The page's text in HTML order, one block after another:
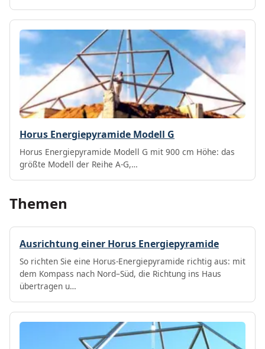
Horus Energiepyramide Modell G
Horus Energiepyramide Modell G mit 900 cm Höhe: das
größte Modell der Reihe A-G,…
Themen
Ausrichtung einer Horus Energiepyramide
So richten Sie eine Horus-Energiepyramide richtig aus: mit
dem Kompass nach Nord–Süd, die Richtung ins Haus
übertragen u…